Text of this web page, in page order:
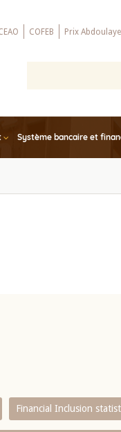
COFEB Prix
Système bancaire et
Financial Inclusion